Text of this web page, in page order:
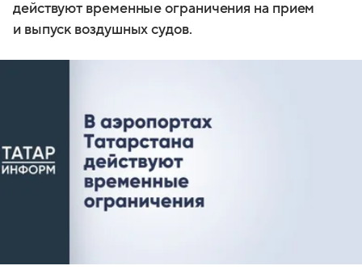
действуют временные ограничения на прием
и выпуск воздушных судов.